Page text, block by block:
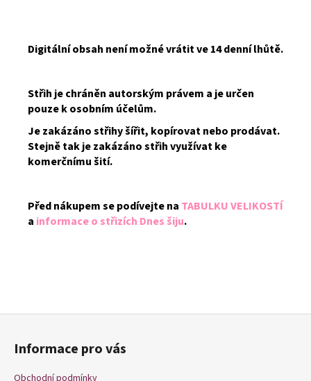
Digitální obsah není možné vrátit ve 14 denní lhůtě.
Střih je chráněn autorským právem a je určen
pouze k osobním účelům.
Je zakázáno střihy šířit, kopírovat nebo prodávat.
Stejně tak je zakázáno střih využívat ke
komerčnímu šití.
Před nákupem se podívejte na TABULKU VELIKOSTÍ
a informace o střizích Dnes šiju.
Z
Informace pro vás
Obchodní podmínky